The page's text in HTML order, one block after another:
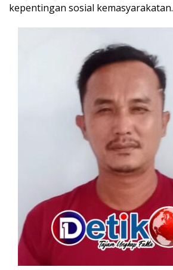
kepentingan sosial kemasyarakatan.